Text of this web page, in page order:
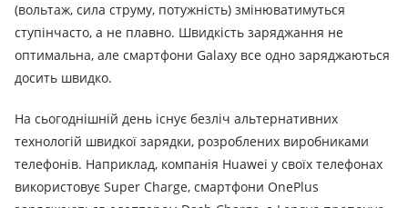
(вольтаж, сила струму, потужність) змінюватимуться
ступінчасто, а не плавно. Швидкість заряджання не
оптимальна, але смартфони Galaxy все одно заряджаються
досить швидко.
На сьогоднішній день існує безліч альтернативних
технологій швидкої зарядки, розроблених виробниками
телефонів. Наприклад, компанія Huawei у своїх телефонах
використовує Super Charge, смартфони OnePlus